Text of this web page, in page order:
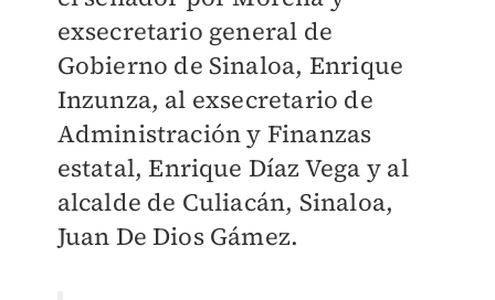
exsecretario general de
Gobierno de Sinaloa, Enrique
Inzunza, al exsecretario de
Administración y Finanzas
estatal, Enrique Díaz Vega y al
alcalde de Culiacán, Sinaloa,
Juan De Dios Gámez.